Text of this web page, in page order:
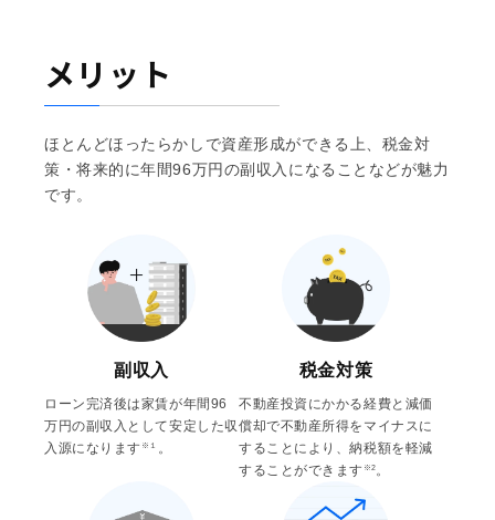
メリット
ほとんどほったらかしで資産形成ができる上、税金対
策・将来的に年間96万円の副収入になることなどが魅力
です。
副収入
ローン完済後は家賃が年間96
万円の副収入として安定した収
入源になります ※１ 。
税金対策
不動産投資にかかる経費と減価
償却で不動産所得をマイナスに
することにより、納税額を軽減
することができます ※2。